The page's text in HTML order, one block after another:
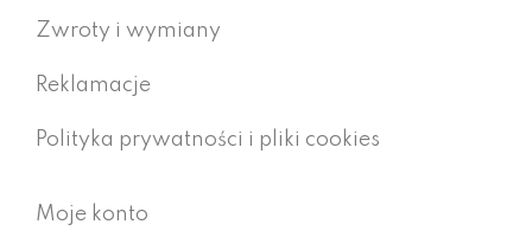
Zwroty i wymiany
Reklamacje
Polityka prywatności i pliki cookies
Moje konto